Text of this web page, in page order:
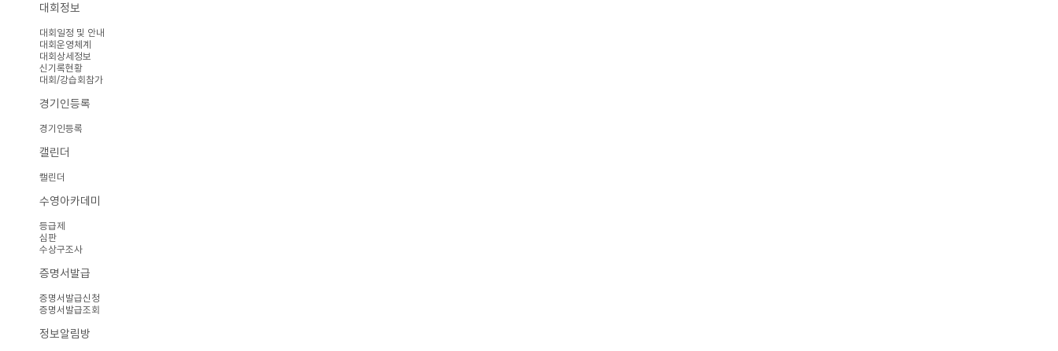
대회정보
대회일정 및 안내
대회운영체계
대회상세정보
신기록현황
대회/강습회참가
경기인등록
경기인등록
캘린더
캘린더
수영아카데미
등급제
심판
수상구조사
증명서발급
증명서발급신청
증명서발급조회
정보알림방